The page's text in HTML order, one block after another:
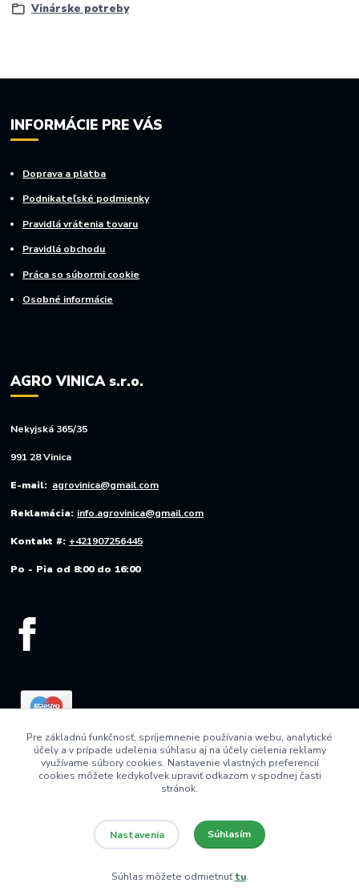
Vinárske potreby
INFORMÁCIE PRE VÁS
Doprava a platba
Podnikateľské podmienky
Pravidlá vrátenia tovaru
Pravidlá obchodu
Práca so súbormi cookie
Osobné informácie
AGRO VINICA s.r.o.
Nekyjská 365/35
991 28 Vinica
E-mail: agrovinica@gmail.com
Reklamácia: info.agrovinica@gmail.com
Kontakt #: +421907256445
Po - Pia od 8:00 do 16:00
Vytvorené na
Eshop-rychlo.sk
Pre základnú funkčnosť, spríjemnenie používania webu, analytické
účely a v prípade udelenia súhlasu aj na účely cielenia reklamy
využívame súbory cookies. Nastavenie vlastných preferencií
cookies môžete kedykoľvek upraviť odkazom v spodnej časti
stránok.
Nastavenia Súhlasím
Súhlas môžete odmietnuťtu.